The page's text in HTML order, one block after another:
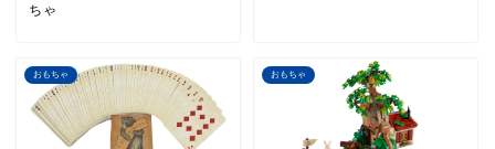
ちゃ
おもちゃ おもちゃ